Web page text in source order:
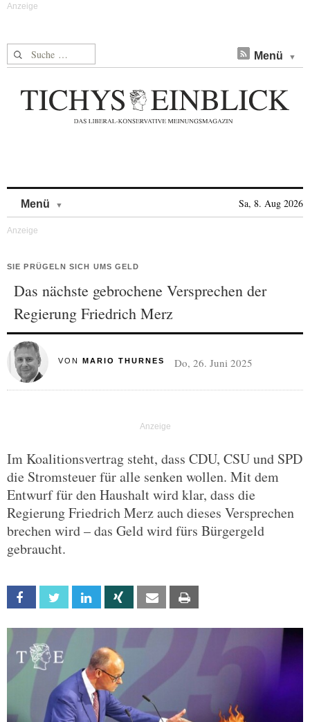
Suche nach: Menü
Menü Sa, 8. Aug 2026
SIE PRÜGELN SICH UMS GELD
Das nächste gebrochene Versprechen der
Regierung Friedrich Merz
VON MARIO THURNES Do, 26. Juni 2025
Im Koalitionsvertrag steht, dass CDU, CSU und SPD
die Stromsteuer für alle senken wollen. Mit dem
Entwurf für den Haushalt wird klar, dass die
Regierung Friedrich Merz auch dieses Versprechen
brechen wird – das Geld wird fürs Bürgergeld
gebraucht.
Facebook Twitter Linkedin Xing Email